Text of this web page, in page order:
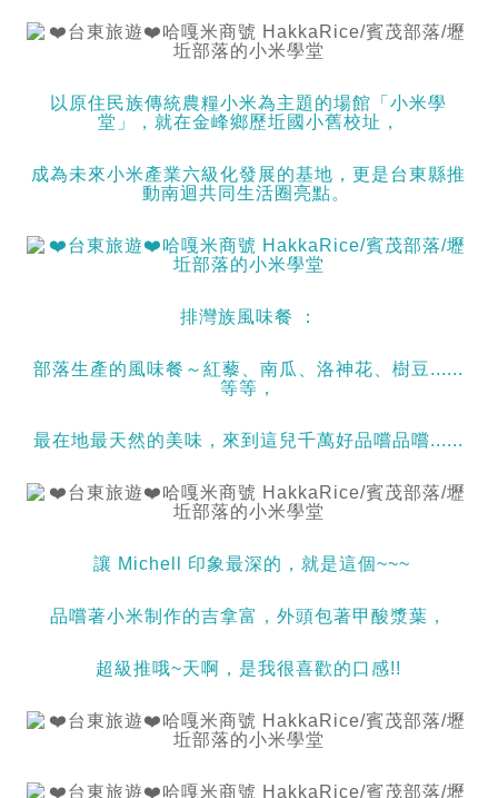
以原住民族傳統農糧小米為主題的場館「小米學
堂」，就在金峰鄉歷坵國小舊校址，
成為未來小米產業六級化發展的基地，更是台東縣推
動南迴共同生活圈亮點。
排灣族風味餐 ：
部落生產的風味餐～紅藜、南瓜、洛神花、樹豆......
等等，
最在地最天然的美味，來到這兒千萬好品嚐品嚐......
讓 Michell 印象最深的，就是這個~~~
品嚐著小米制作的吉拿富，外頭包著甲酸漿葉，
超級推哦~天啊，是我很喜歡的口感!!